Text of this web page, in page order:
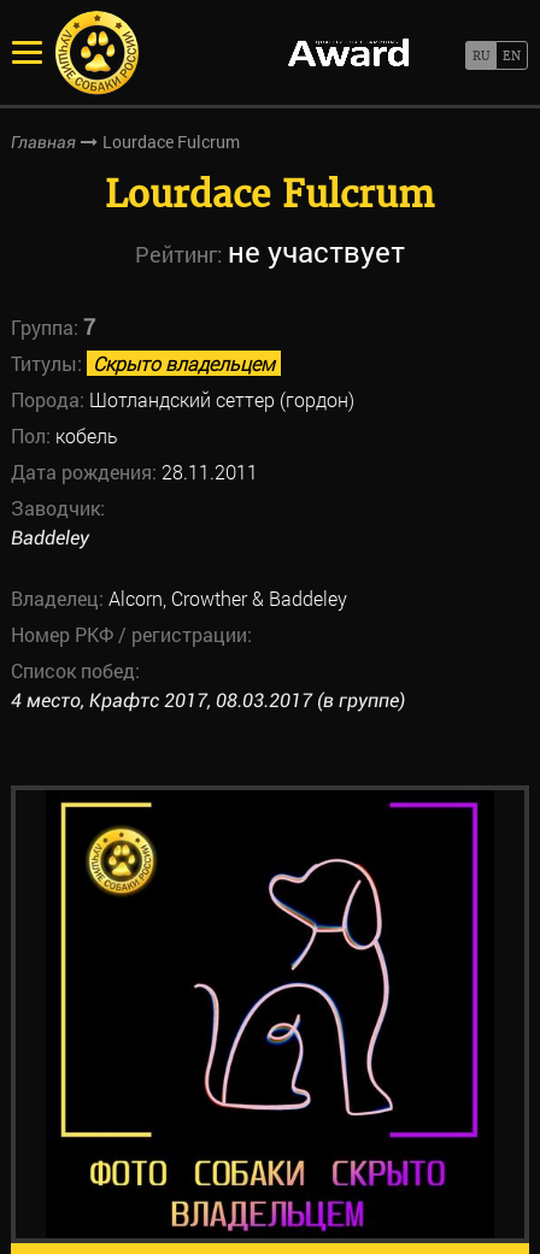
Главная Lourdace Fulcrum
Lourdace Fulcrum
Рейтинг: не участвует
Группа: 7
Титулы: Скрыто владельцем
Порода: Шотландский сеттер (гордон)
Пол: кобель
Дата рождения: 28.11.2011
Заводчик:
Baddeley
Владелец: Alcorn, Crowther & Baddeley
Номер РКФ / регистрации:
Список побед:
4 место, Крафтс 2017, 08.03.2017 (в группе)